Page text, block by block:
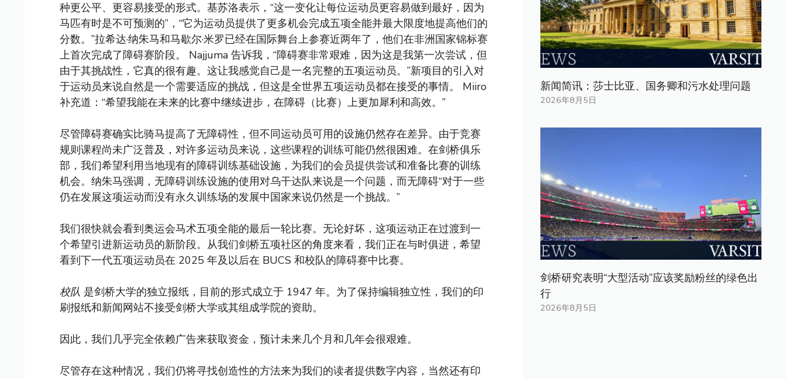
种更公平、更容易接受的形式。基苏洛表示，“这一变化让每位运动员更容易做到最好，因为
马匹有时是不可预测的”，“它为运动员提供了更多机会完成五项全能并最大限度地提高他们的
分数。”拉希达·纳朱马和马歇尔·米罗已经在国际舞台上参赛近两年了，他们在非洲国家锦标赛
上首次完成了障碍赛阶段。 Najjuma 告诉我，“障碍赛非常艰难，因为这是我第一次尝试，但
由于其挑战性，它真的很有趣。这让我感觉自己是一名完整的五项运动员。”新项目的引入对
于运动员来说自然是一个需要适应的挑战，但这是全世界五项运动员都在接受的事情。 Miiro
补充道：“希望我能在未来的比赛中继续进步，在障碍（比赛）上更加犀利和高效。”
尽管障碍赛确实比骑马提高了无障碍性，但不同运动员可用的设施仍然存在差异。由于竞赛
规则课程尚未广泛普及，对许多运动员来说，这些课程的训练可能仍然很困难。在剑桥俱乐
部，我们希望利用当地现有的障碍训练基础设施，为我们的会员提供尝试和准备比赛的训练
机会。纳朱马强调，无障碍训练设施的使用对乌干达队来说是一个问题，而无障碍“对于一些
仍在发展这项运动而没有永久训练场的发展中国家来说仍然是一个挑战。”
我们很快就会看到奥运会马术五项全能的最后一轮比赛。无论好坏，这项运动正在过渡到一
个希望引进新运动员的新阶段。从我们剑桥五项社区的角度来看，我们正在与时俱进，希望
看到下一代五项运动员在 2025 年及以后在 BUCS 和校队的障碍赛中比赛。
校队 是剑桥大学的独立报纸，目前的形式成立于 1947 年。为了保持编辑独立性，我们的印
刷报纸和新闻网站不接受剑桥大学或其组成学院的资助。
因此，我们几乎完全依赖广告来获取资金，预计未来几个月和几年会很艰难。
尽管存在这种情况，我们仍将寻找创造性的方法来为我们的读者提供数字内容，当然还有印
新闻简讯：莎士比亚、国务卿和污水处理问题
2026年8月5日
剑桥研究表明“大型活动”应该奖励粉丝的绿色出
行
2026年8月5日